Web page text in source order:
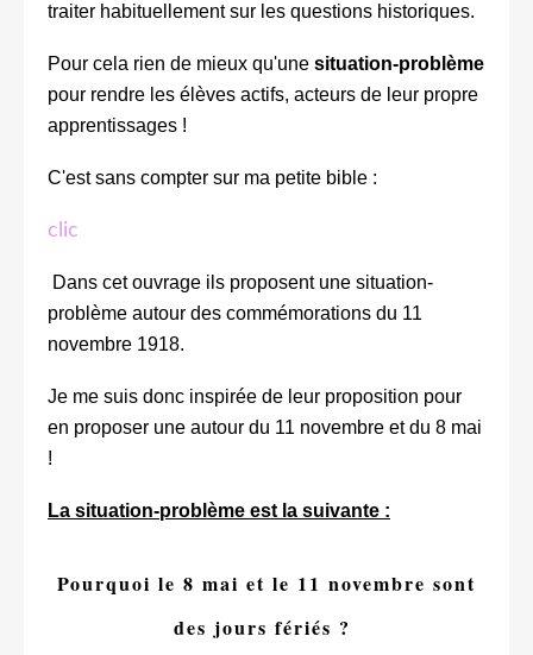
traiter habituellement sur les questions historiques.
Pour cela rien de mieux qu'une situation-problème
pour rendre les élèves actifs, acteurs de leur propre
apprentissages !
C'est sans compter sur ma petite bible :
clic
Dans cet ouvrage ils proposent une situation-
problème autour des commémorations du 11
novembre 1918.
Je me suis donc inspirée de leur proposition pour
en proposer une autour du 11 novembre et du 8 mai
!
La situation-problème est la suivante :
Pourquoi le 8 mai et le 11 novembre sont
des jours fériés ?